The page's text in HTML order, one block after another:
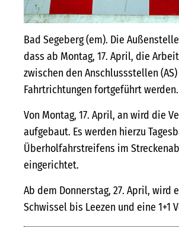
Bad Segeberg (em). Die
dass ab Montag, 17. April, die
zwischen den Anschlussstellen
Fahrtrichtungen fortgeführt werden.
Von Montag, 17. April, an wird die
aufgebaut. Es werden hierzu
Überholfahrstreifens im
eingerichtet.
Ab dem Donnerstag, 27. April, wird
Schwissel bis Leezen und eine